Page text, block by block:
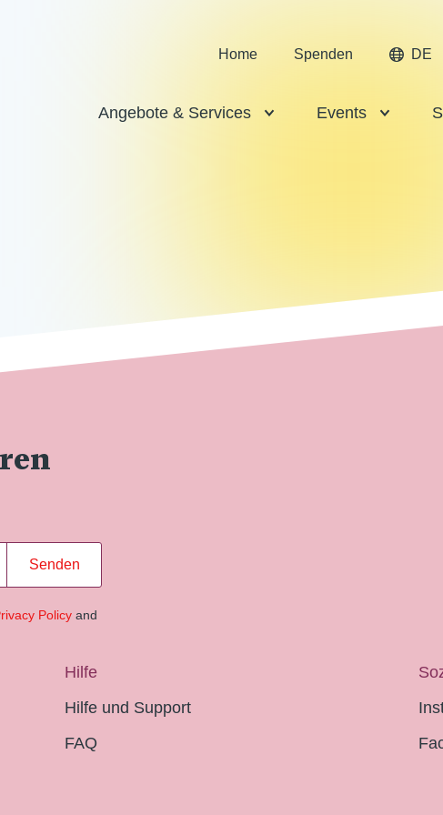
Home Spenden DE
Angebote & Services Events
Senden
Policy and
Hilfe
Hilfe und Support
FAQ